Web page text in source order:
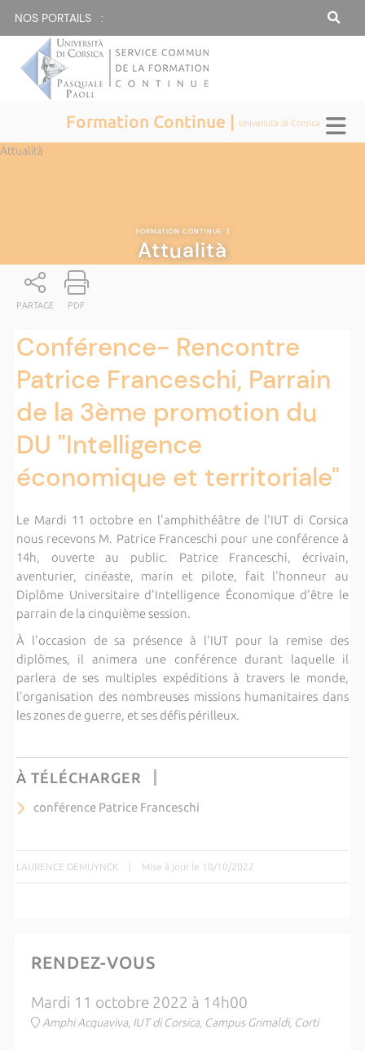
NOS PORTAILS :
Formation Continue | Università di Corsica
Attualità
FORMATION CONTINUE |
Attualità
PARTAGE PDF
Conférence- Rencontre
Patrice Franceschi, Parrain
de la 3ème promotion du
DU "Intelligence
économique et territoriale"
Le Mardi 11 octobre en l'amphithéâtre de l'IUT di Corsica
nous recevons M. Patrice Franceschi pour une conférence à
14h, ouverte au public. Patrice Franceschi, écrivain,
aventurier, cinéaste, marin et pilote, fait l'honneur au
Diplôme Universitaire d'Intelligence Économique d'être le
parrain de la cinquième session.
À l'occasion de sa présence à l'IUT pour la remise des
diplômes, il animera une conférence durant laquelle il
parlera de ses multiples expéditions à travers le monde,
l'organisation des nombreuses missions humanitaires dans
les zones de guerre, et ses défis périlleux.
À TÉLÉCHARGER
conférence Patrice Franceschi
LAURENCE DEMUYNCK | Mise à jour le 10/10/2022
RENDEZ-VOUS
Mardi 11 octobre 2022 à 14h00
Amphi Acquaviva, IUT di Corsica, Campus Grimaldi, Corti